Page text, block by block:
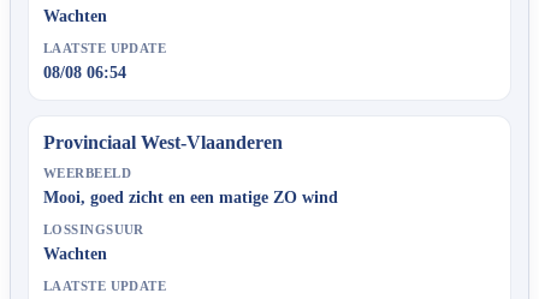
Wachten
LAATSTE UPDATE
08/08 06:54
Provinciaal West-Vlaanderen
WEERBEELD
Mooi, goed zicht en een matige ZO wind
LOSSINGSUUR
Wachten
LAATSTE UPDATE